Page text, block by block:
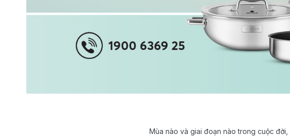
Mùa nào và giai đoạn nào trong cuộc